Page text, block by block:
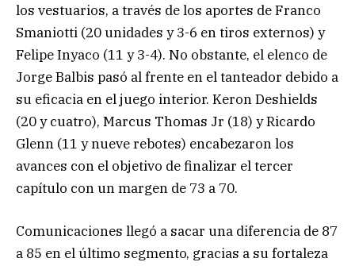
los vestuarios, a través de los aportes de Franco
Smaniotti (20 unidades y 3-6 en tiros externos) y
Felipe Inyaco (11 y 3-4). No obstante, el elenco de
Jorge Balbis pasó al frente en el tanteador debido a
su eficacia en el juego interior. Keron Deshields
(20 y cuatro), Marcus Thomas Jr (18) y Ricardo
Glenn (11 y nueve rebotes) encabezaron los
avances con el objetivo de finalizar el tercer
capítulo con un margen de 73 a 70.
Comunicaciones llegó a sacar una diferencia de 87
a 85 en el último segmento, gracias a su fortaleza